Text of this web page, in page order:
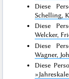
Diese
Schelling,
Diese
Welcker,
Diese
Wagner,
Diese